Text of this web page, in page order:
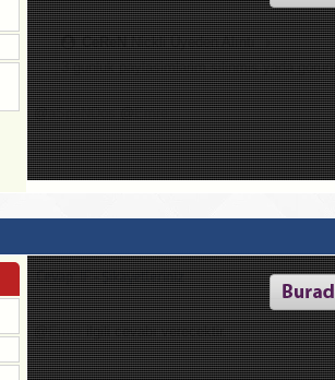
CeReNNickli Üyeden Alıntı
3 gunluk paylasimlarim silinmis yada
@aSpeNDos@Emre
Cevap: IF - Şikayetleriniz
@Emreilgili cevabı verecektir.